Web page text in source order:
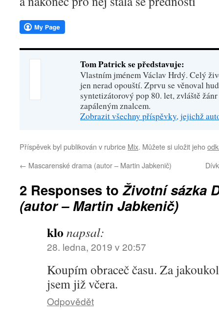
Tom Patrick se představuje:
Vlastním jménem Václav Hrdý. Celý
jen nerad opouští. Zprvu se věnoval
syntetizátorový pop 80. let, zvláště
zapáleným znalcem.
Zobrazit všechny příspěvky, jejichž
Příspěvek byl publikován v rubrice Mix. Můžete si uložit jeho
← Mascarenské drama (autor – Martin Jabkenič)
2 Responses toŽivotní sázka
(autor – Martin Jabkenič)
klo napsal:
28. ledna, 2019 v 20:57
Koupím obraceč času. Za
jsem již včera.
Odpovědět